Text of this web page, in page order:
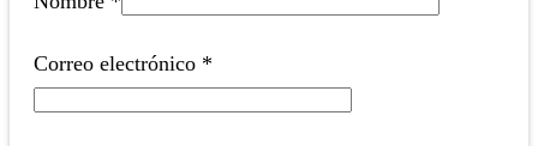
Correo electrónico *